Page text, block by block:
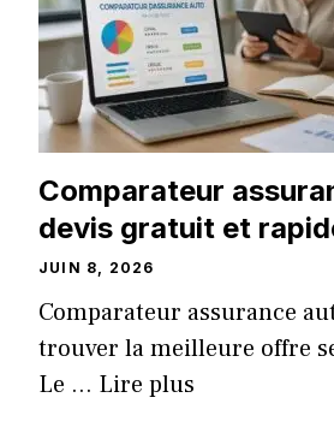
Comparateur
devis gratuit et
JUIN 8, 2026
Comparateur assurance
trouver la meilleure offre
Le ... Lire plus